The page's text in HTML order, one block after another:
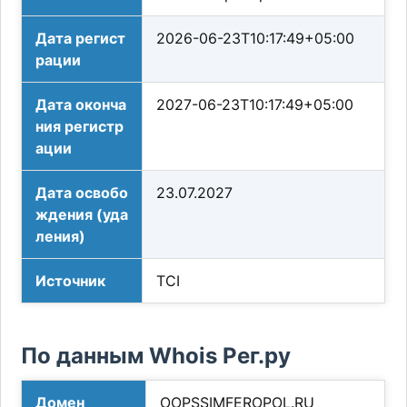
Дата регист
рации
2026-06-23T10:17:49+05:00
Дата оконча
ния регистр
ации
2027-06-23T10:17:49+05:00
Дата освобо
ждения (уда
ления)
23.07.2027
Источник TCI
По данным Whois Рег.ру
Домен OOPSSIMFEROPOL.RU